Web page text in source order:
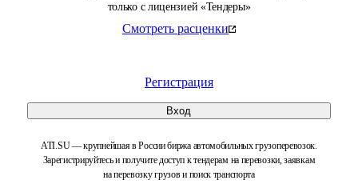
только с лицензией «Тендеры»
Смотреть расценки
Регистрация
Вход
ATI.SU — крупнейшая в России биржа автомобильных грузоперевозок.
Зарегистрируйтесь и получите доступ к тендерам на перевозки, заявкам
на перевозку грузов и поиск транспорта